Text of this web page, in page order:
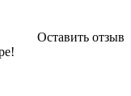
Оставить отзыв